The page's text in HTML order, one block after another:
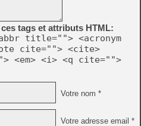
tags et attributs HTML:
title=""> <acronym
cite=""> <cite>
<em> <i> <q cite="">
Votre nom *
Votre adresse email *